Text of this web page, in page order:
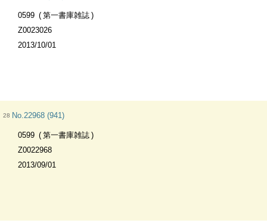
0599
第一書庫雑誌
Z0023026
2013/10/01
28 No.22968 (941)
0599
第一書庫雑誌
Z0022968
2013/09/01